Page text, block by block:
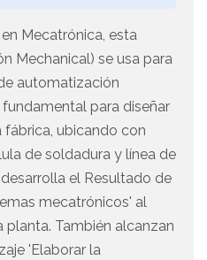
Mecatrónica, esta
Mechanical) se usa para
automatización
para diseñar
fábrica, ubicando con
de soldadura y línea de
el Resultado de
mecatrónicos' al
planta. También alcanzan
'Elaborar la